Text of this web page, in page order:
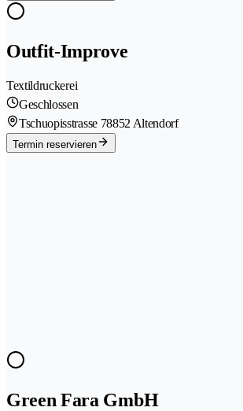
Outfit-Improve
Textildruckerei
Geschlossen
Tschuopisstrasse 78852 Altendorf
Termin reservieren
Green Fara GmbH